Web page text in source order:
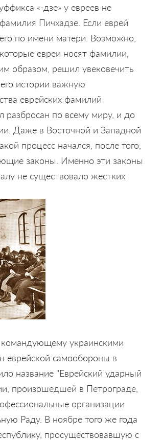
«-дзе» у евреев не
Пичхадзе. Если еврей
по имени матери. Возможно,
евреи носят фамилии,
образом, решил увековечить
истории важную
еврейских фамилий
разбросан по всему миру, и до
Даже в Восточной и Западной
процесс начался, после того,
законы. Именно эти законы
не существовало жестких
командующему украинскими
еврейской самообороны в
название "Еврейский ударный
произошедшей в Петрограде,
организации
Раду. В ноябре того же года
просуществовавшую с